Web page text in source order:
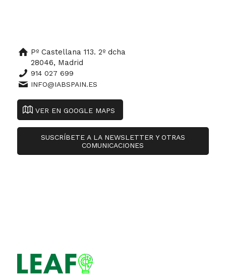
Pº Castellana 113. 2º dcha
28046, Madrid
914 027 699
INFO@IABSPAIN.ES
VER EN GOOGLE MAPS
SUSCRÍBETE A LA NEWSLETTER Y OTRAS
COMUNICACIONES